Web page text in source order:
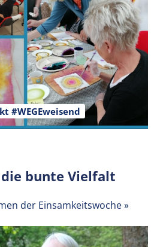
#WEGEweisend
bunte Vielfalt
der Einsamkeitswoche»